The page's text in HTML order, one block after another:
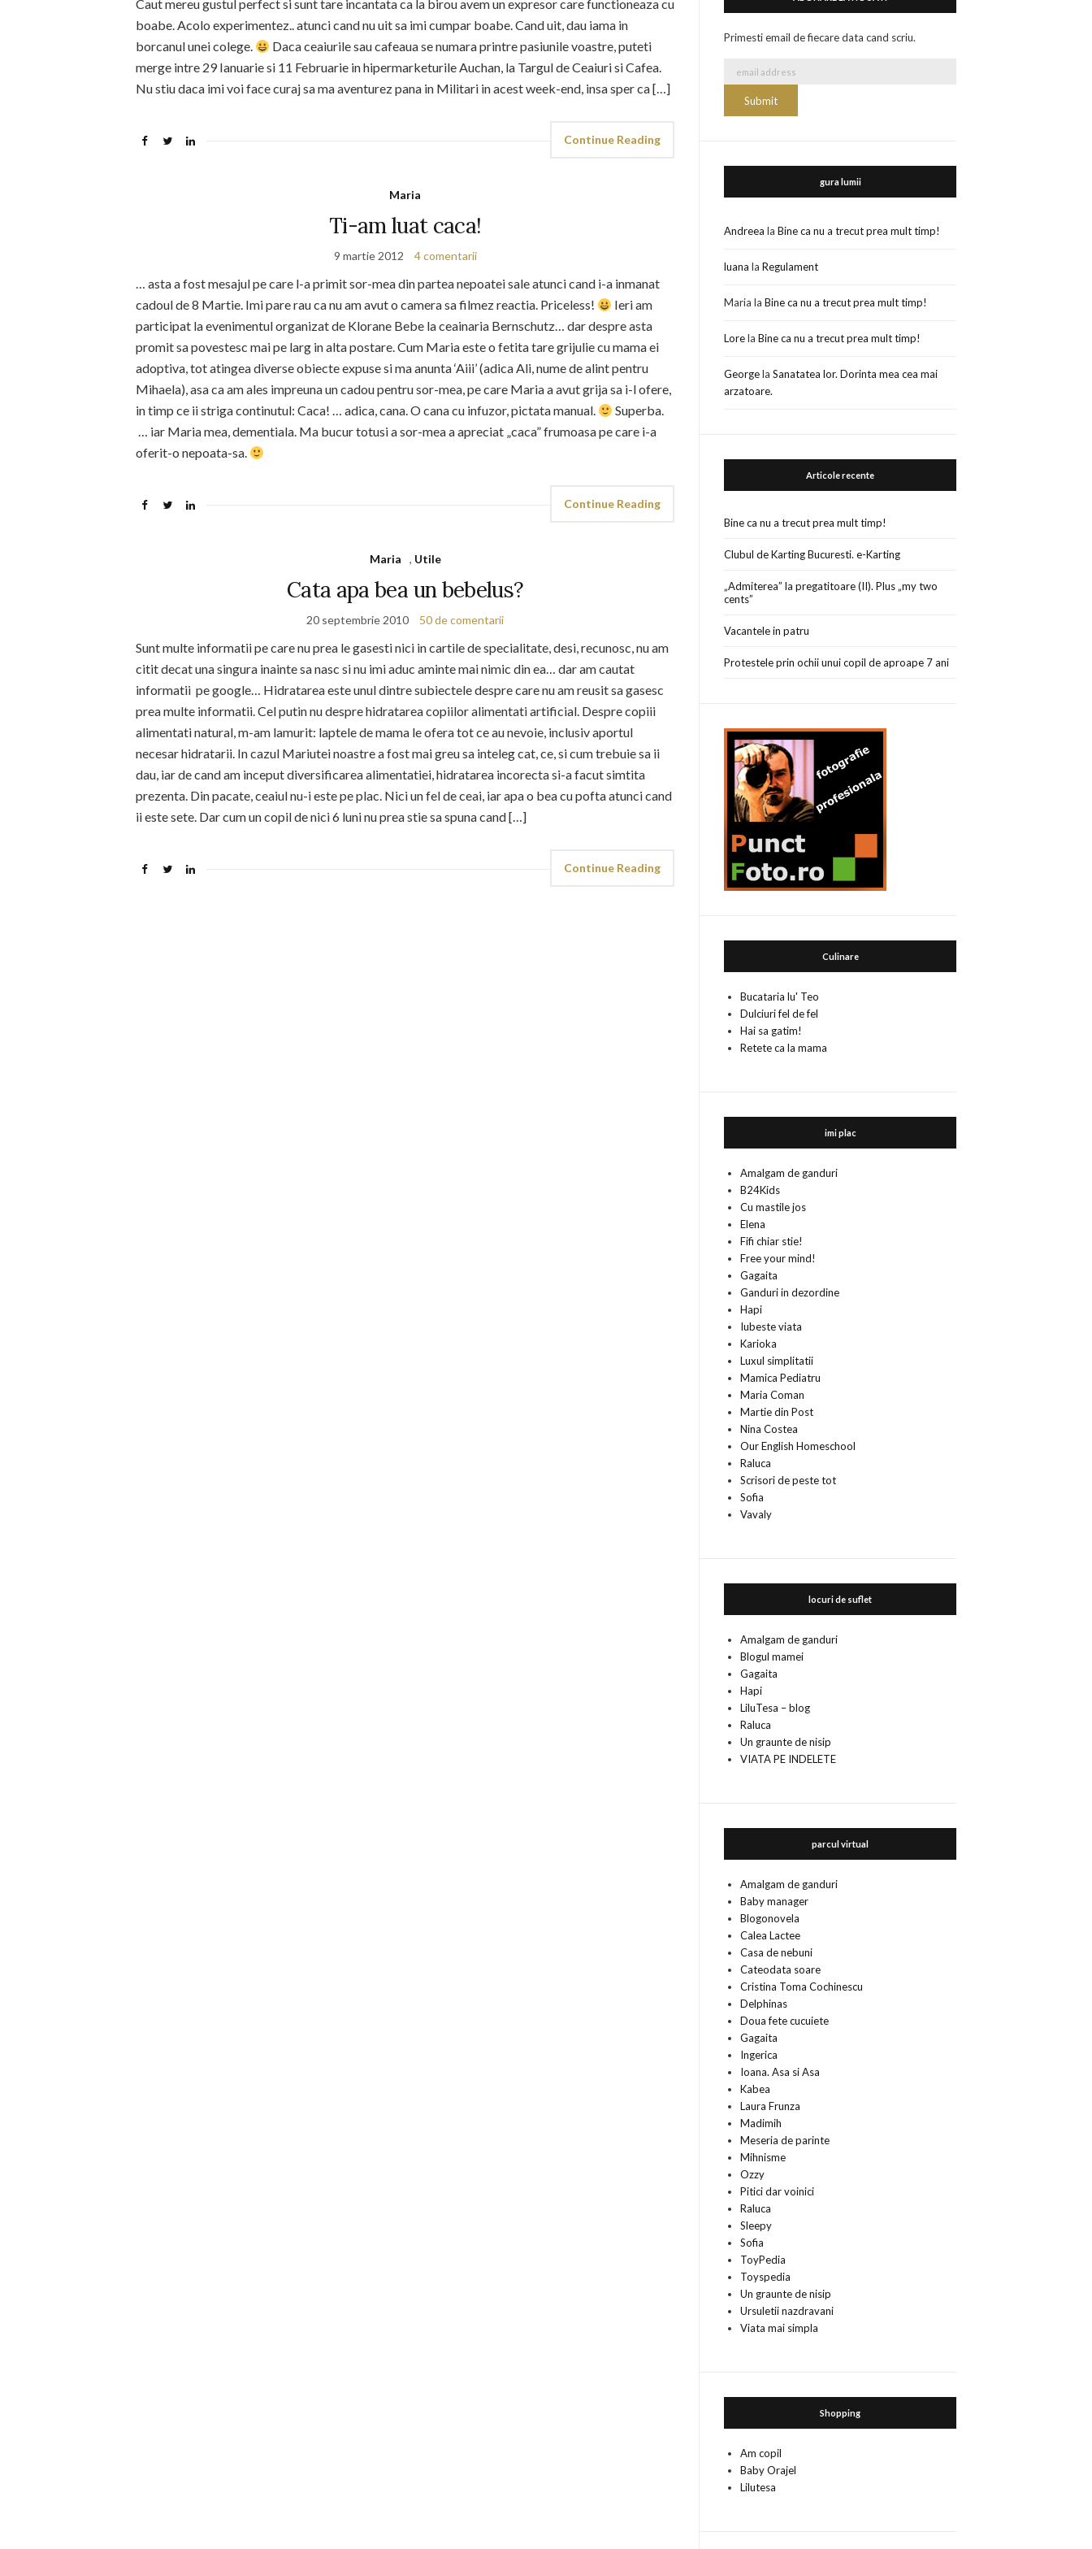
Caut mereu gustul perfect si sunt tare incantata ca la birou avem un expresor care functioneaza cu
boabe. Acolo experimentez.. atunci cand nu uit sa imi cumpar boabe. Cand uit, dau iama in
borcanul unei colege.
Daca ceaiurile sau cafeaua se numara printre pasiunile voastre, puteti
merge intre 29 Ianuarie si 11 Februarie in hipermarketurile Auchan, la Targul de Ceaiuri si Cafea.
Nu stiu daca imi voi face curaj sa ma aventurez pana in Militari in acest week-end, insa sper ca […]
Continue Reading
Maria
Ti-am luat caca!
9 martie 2012 4 comentarii
… asta a fost mesajul pe care l-a primit sor-mea din partea nepoatei sale atunci cand i-a inmanat
cadoul de 8 Martie. Imi pare rau ca nu am avut o camera sa filmez reactia. Priceless!
Ieri am
participat la evenimentul organizat de Klorane Bebe la ceainaria Bernschutz… dar despre asta
promit sa povestesc mai pe larg in alta postare. Cum Maria este o fetita tare grijulie cu mama ei
adoptiva, tot atingea diverse obiecte expuse si ma anunta ‘Aiii’ (adica Ali, nume de alint pentru
Mihaela), asa ca am ales impreuna un cadou pentru sor-mea, pe care Maria a avut grija sa i-l ofere,
in timp ce ii striga continutul: Caca! … adica, cana. O cana cu infuzor, pictata manual.
Superba.
… iar Maria mea, dementiala. Ma bucur totusi a sor-mea a apreciat „caca” frumoasa pe care i-a
oferit-o nepoata-sa.
Continue Reading
Maria , Utile
Cata apa bea un bebelus?
20 septembrie 2010 50 de comentarii
Sunt multe informatii pe care nu prea le gasesti nici in cartile de specialitate, desi, recunosc, nu am
citit decat una singura inainte sa nasc si nu imi aduc aminte mai nimic din ea… dar am cautat
informatii pe google… Hidratarea este unul dintre subiectele despre care nu am reusit sa gasesc
prea multe informatii. Cel putin nu despre hidratarea copiilor alimentati artificial. Despre copiii
alimentati natural, m-am lamurit: laptele de mama le ofera tot ce au nevoie, inclusiv aportul
necesar hidratarii. In cazul Mariutei noastre a fost mai greu sa inteleg cat, ce, si cum trebuie sa ii
dau, iar de cand am inceput diversificarea alimentatiei, hidratarea incorecta si-a facut simtita
prezenta. Din pacate, ceaiul nu-i este pe plac. Nici un fel de ceai, iar apa o bea cu pofta atunci cand
ii este sete. Dar cum un copil de nici 6 luni nu prea stie sa spuna cand […]
Continue Reading
Primesti email de fiecare data cand scriu.
gura lumii
Andreea laBine ca nu a trecut prea mult timp!
luana laRegulament
Maria laBine ca nu a trecut prea mult timp!
LorelaBine ca nu a trecut prea mult timp!
GeorgelaSanatatea lor. Dorinta mea cea mai
arzatoare.
Articole recente
Bine ca nu a trecut prea mult timp!
Clubul de Karting Bucuresti. e-Karting
„Admiterea” la pregatitoare (II). Plus „my two
cents”
Vacantele in patru
Protestele prin ochii unui copil de aproape 7 ani
Culinare
Bucataria lu' Teo
Dulciuri fel de fel
Hai sa gatim!
Retete ca la mama
imi plac
Amalgam de ganduri
B24Kids
Cu mastile jos
Elena
Fifi chiar stie!
Free your mind!
Gagaita
Ganduri in dezordine
Hapi
Iubeste viata
Karioka
Luxul simplitatii
Mamica Pediatru
Maria Coman
Martie din Post
Nina Costea
Our English Homeschool
Raluca
Scrisori de peste tot
Sofia
Vavaly
locuri de suflet
Amalgam de ganduri
Blogul mamei
Gagaita
Hapi
LiluTesa – blog
Raluca
Un graunte de nisip
VIATA PE INDELETE
parcul virtual
Amalgam de ganduri
Baby manager
Blogonovela
Calea Lactee
Casa de nebuni
Cateodata soare
Cristina Toma Cochinescu
Delphinas
Doua fete cucuiete
Gagaita
Ingerica
Ioana. Asa si Asa
Kabea
Laura Frunza
Madimih
Meseria de parinte
Mihnisme
Ozzy
Pitici dar voinici
Raluca
Sleepy
Sofia
ToyPedia
Toyspedia
Un graunte de nisip
Ursuletii nazdravani
Viata mai simpla
Shopping
Am copil
Baby Orajel
Lilutesa